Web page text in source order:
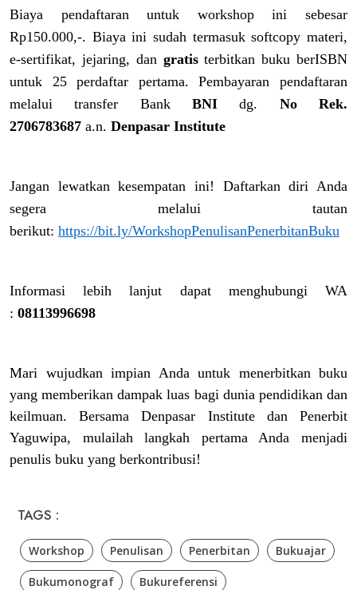
Biaya pendaftaran untuk workshop ini sebesar
Rp150.000,-. Biaya ini sudah termasuk softcopy materi,
e-sertifikat, jejaring, dan gratisterbitkan buku berISBN
untuk 25 perdaftar pertama. Pembayaran pendaftaran
melalui transfer Bank BNI dg. No Rek.
2706783687 a.n. Denpasar Institute
Jangan lewatkan kesempatan ini! Daftarkan diri Anda
segera melalui tautan
berikut: https://bit.ly/WorkshopPenulisanPenerbitanBuku
Informasi lebih lanjut dapat menghubungi WA
: 08113996698
Mari wujudkan impian Anda untuk menerbitkan buku
yang memberikan dampak luas bagi dunia pendidikan dan
keilmuan. Bersama Denpasar Institute dan Penerbit
Yaguwipa, mulailah langkah pertama Anda menjadi
penulis buku yang berkontribusi!
TAGS :
Workshop Penulisan Penerbitan Bukuajar
Bukumonograf Bukureferensi